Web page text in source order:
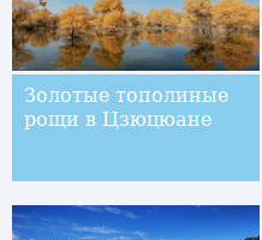
Золотые тополиные
рощи в Цзюцюане